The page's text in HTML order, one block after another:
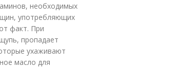
необходимых
употребляющих
факт. При
пропадает
ухаживают
масло для